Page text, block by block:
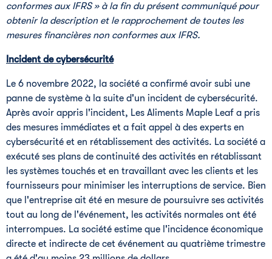
conformes aux IFRS » à la fin du présent communiqué pour
obtenir la description et le rapprochement de toutes les
mesures financières non conformes aux IFRS.
Incident de cybersécurité
Le 6 novembre 2022, la société a confirmé avoir subi une
panne de système à la suite d'un incident de cybersécurité.
Après avoir appris l'incident, Les Aliments Maple Leaf a pris
des mesures immédiates et a fait appel à des experts en
cybersécurité et en rétablissement des activités. La société a
exécuté ses plans de continuité des activités en rétablissant
les systèmes touchés et en travaillant avec les clients et les
fournisseurs pour minimiser les interruptions de service. Bien
que l'entreprise ait été en mesure de poursuivre ses activités
tout au long de l'événement, les activités normales ont été
interrompues. La société estime que l'incidence économique
directe et indirecte de cet événement au quatrième trimestre